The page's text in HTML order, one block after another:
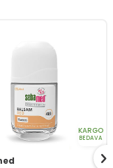
KARGO
BEDAVA